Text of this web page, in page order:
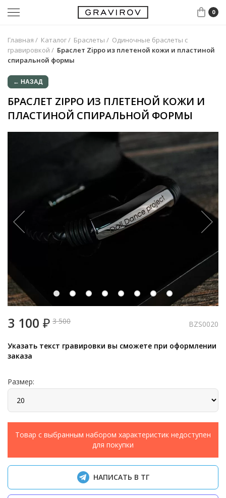
0
Главная / Каталог/ Браслеты / Одиночные браслеты с
гравировкой / Браслет Zippo из плетеной кожи и пластиной
спиральной формы
← НАЗАД
БРАСЛЕТ ZIPPO ИЗ ПЛЕТЕНОЙ КОЖИ И
ПЛАСТИНОЙ СПИРАЛЬНОЙ ФОРМЫ
3 100 ₽ 3 500 BZS0020
Указать текст гравировки вы сможете при оформлении
заказа
Размер:
Товар с выбранным набором характеристик недоступен
для покупки
НАПИСАТЬ В ТГ